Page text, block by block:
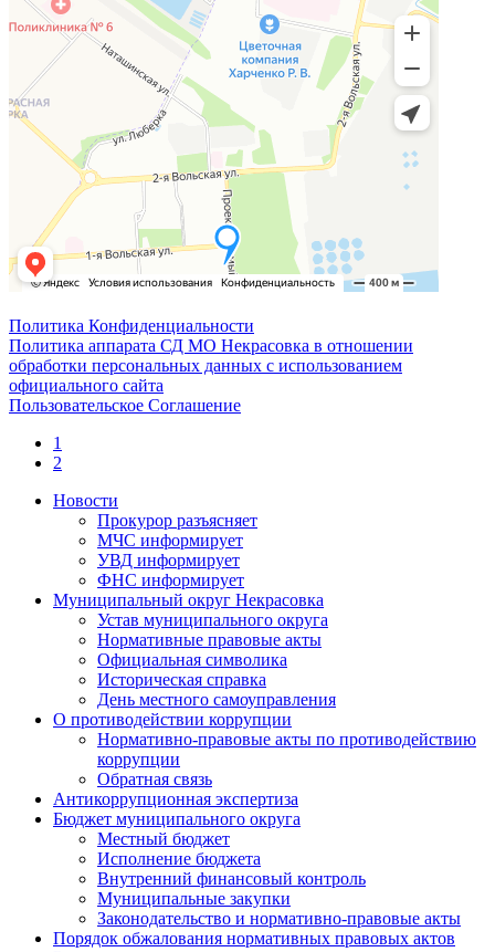
Политика Конфиденциальности
Политика аппарата СД МО Некрасовка в отношении
обработки персональных данных с использованием
официального сайта
Пользовательское Соглашение
1
2
Новости
Прокурор разъясняет
МЧС информирует
УВД информирует
ФНС информирует
Муниципальный округ Некрасовка
Устав муниципального округа
Нормативные правовые акты
Официальная символика
Историческая справка
День местного самоуправления
О противодействии коррупции
Нормативно-правовые акты по противодействию
коррупции
Обратная связь
Антикоррупционная экспертиза
Бюджет муниципального округа
Местный бюджет
Исполнение бюджета
Внутренний финансовый контроль
Муниципальные закупки
Законодательство и нормативно-правовые акты
Порядок обжалования нормативных правовых актов